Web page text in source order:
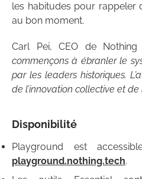
les habitudes pour rappeler
au bon moment.
Carl Pei, CEO de
commençons à ébranler le
par les leaders historiques.
de l’innovation collective et de
Disponibilité
Playground est
playground.nothing.tech.